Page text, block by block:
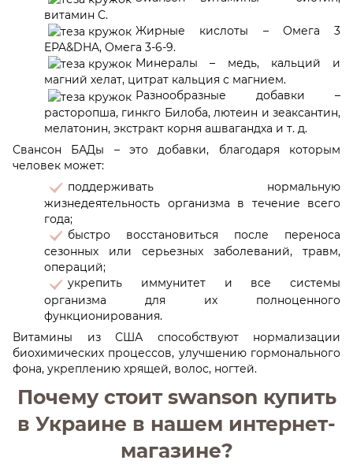
витамин С.
Жирные кислоты – Омега 3
EPA&DHA, Омега 3-6-9.
Минералы – медь, кальций и
магний хелат, цитрат кальция с магнием.
Разнообразные добавки –
расторопша, гинкго Билоба, лютеин и зеаксантин,
мелатонин, экстракт корня ашвагандха и т. д.
Свансон БАДы – это добавки, благодаря которым
человек может:
поддерживать нормальную
жизнедеятельность организма в течение всего
года;
быстро восстановиться после переноса
сезонных или серьезных заболеваний, травм,
операций;
укрепить иммунитет и все системы
организма для их полноценного
функционирования.
Витамины из США способствуют нормализации
биохимических процессов, улучшению гормонального
фона, укреплению хрящей, волос, ногтей.
Почему стоит swanson купить
в Украине в нашем интернет-
магазине?